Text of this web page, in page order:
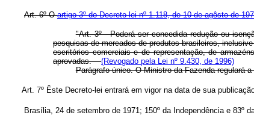
Art. 6º Oartigo 3º do Decreto-lei nº 1.118, de 10 de agôsto de
"Art. 3º - Poderá ser concedida redução ou
pesquisas de mercados de produtos brasileiros,
escritórios comerciais e de representação, de
aprovadas.(Revogado pela Lei nº 9.430, de 1996)
Parágrafo único. O Ministro da Fazenda regulará
Art. 7º Êste Decreto-lei entrará em vigor na data de sua
Brasília, 24 de setembro de 1971; 150º da Independência e 83º